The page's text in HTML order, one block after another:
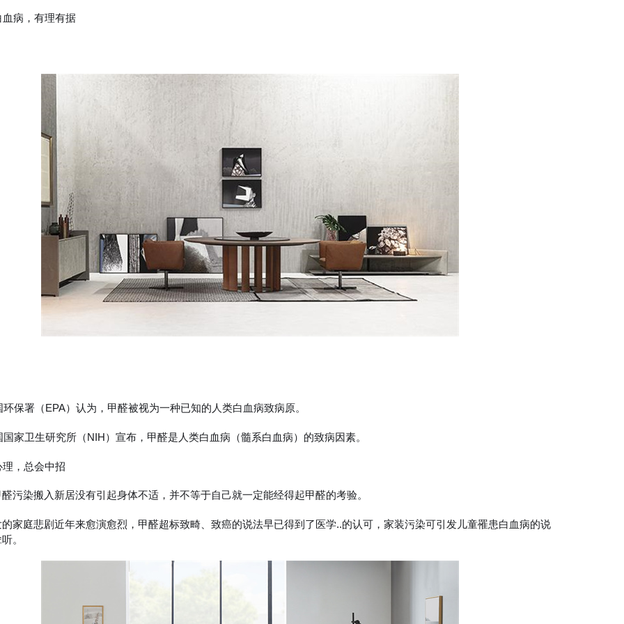
病，有理有据
保署（EPA）认为，甲醛被视为一种已知的人类白血病致病原。
国家卫生研究所（NIH）宣布，甲醛是人类白血病（髓系白血病）的致病因素。
，总会中招
污染搬入新居没有引起身体不适，并不等于自己就一定能经得起甲醛的考验。
家庭悲剧近年来愈演愈烈，甲醛超标致畸、致癌的说法早已得到了医学..的认可，家装污染可引发儿童罹患白血病的说
。